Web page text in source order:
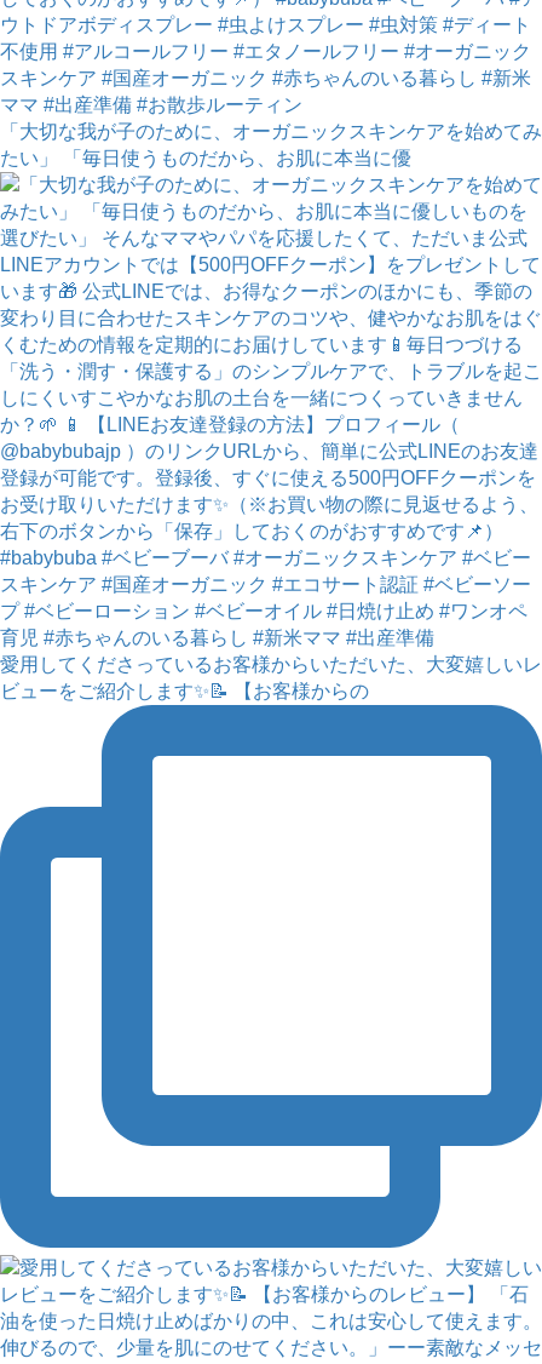
「大切な我が子のために、オーガニックスキンケアを始めてみ
たい」 「毎日使うものだから、お肌に本当に優
愛用してくださっているお客様からいただいた、大変嬉しいレ
ビューをご紹介します✨📝 【お客様からの